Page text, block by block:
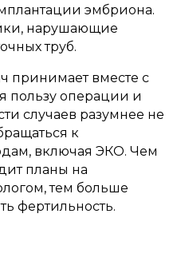
эмбриона.
нарушающие
труб.
принимает вместе с
пользу операции и
случаев разумнее не
к
включая ЭКО. Чем
планы на
тем больше
фертильность.